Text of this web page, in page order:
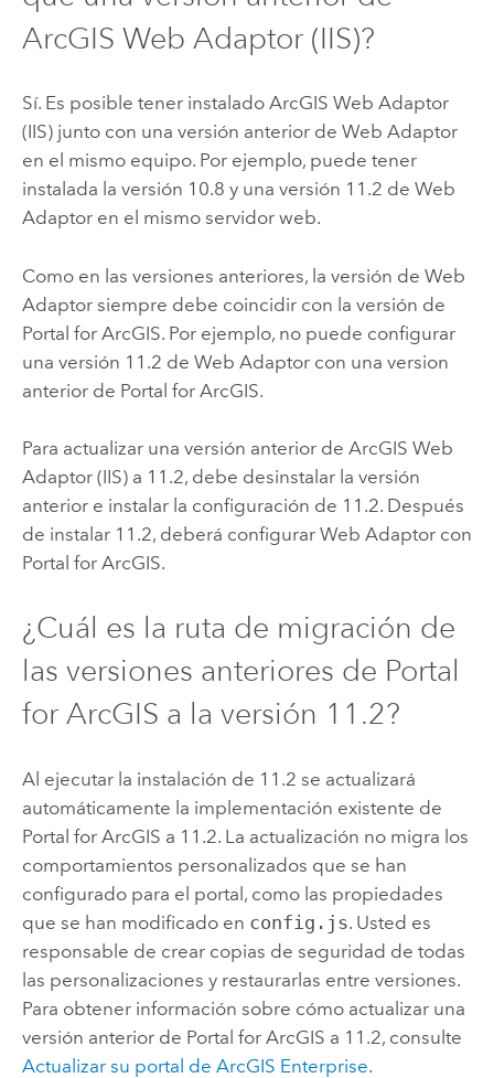
ArcGIS Web Adaptor (IIS)?
Sí. Es posible tener instalado ArcGIS Web Adaptor
(IIS) junto con una versión anterior de Web Adaptor
en el mismo equipo. Por ejemplo, puede tener
instalada la versión 10.8 y una versión 11.2 de Web
Adaptor en el mismo servidor web.
Como en las versiones anteriores, la versión de Web
Adaptor siempre debe coincidir con la versión de
Portal for ArcGIS. Por ejemplo, no puede configurar
una versión 11.2 de Web Adaptor con una version
anterior de Portal for ArcGIS.
Para actualizar una versión anterior de ArcGIS Web
Adaptor (IIS)a 11.2, debe desinstalar la versión
anterior e instalar la configuración de 11.2. Después
de instalar 11.2, deberá configurar Web Adaptor con
Portal for ArcGIS.
¿Cuál es la ruta de migración de
las versiones anteriores de Portal
for ArcGIS a la versión 11.2?
Al ejecutar la instalación de 11.2 se actualizará
automáticamente la implementación existente de
Portal for ArcGIS a 11.2. La actualización no migra los
comportamientos personalizados que se han
configurado para el portal, como las propiedades
que se han modificado en config.js. Usted es
responsable de crear copias de seguridad de todas
las personalizaciones y restaurarlas entre versiones.
Para obtener información sobre cómo actualizar una
versión anterior de Portal for ArcGIS a 11.2, consulte
Actualizar su portal de ArcGIS Enterprise.